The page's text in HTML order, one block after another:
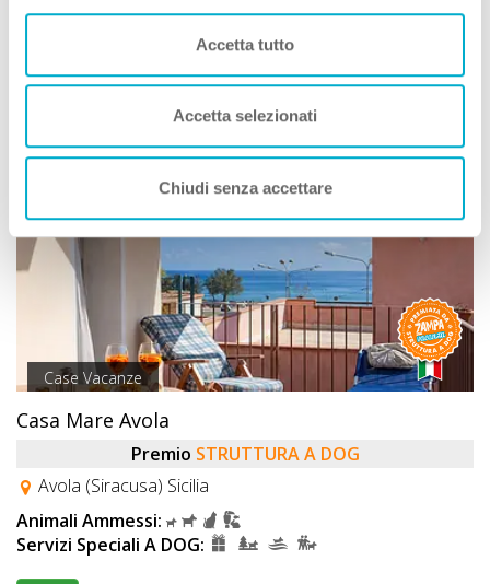
Accetta tutto
Accetta selezionati
Chiudi senza accettare
dalla Spiaggia
Vedi
Case Vacanze
Casa Mare Avola
Premio STRUTTURA A DOG
Avola (Siracusa) Sicilia
Animali Ammessi:
Servizi Speciali A DOG: